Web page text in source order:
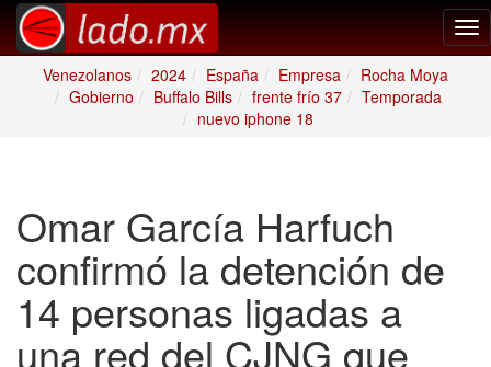
Venezolanos
2024 España Empresa
Rocha Moya
Gobierno
Buffalo Bills frente frío 37
Temporada
nuevo iphone 18
Omar García Harfuch
confirmó la detención de
14 personas ligadas a
una red del CJNG que